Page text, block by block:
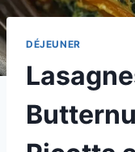
DÉJEUNER